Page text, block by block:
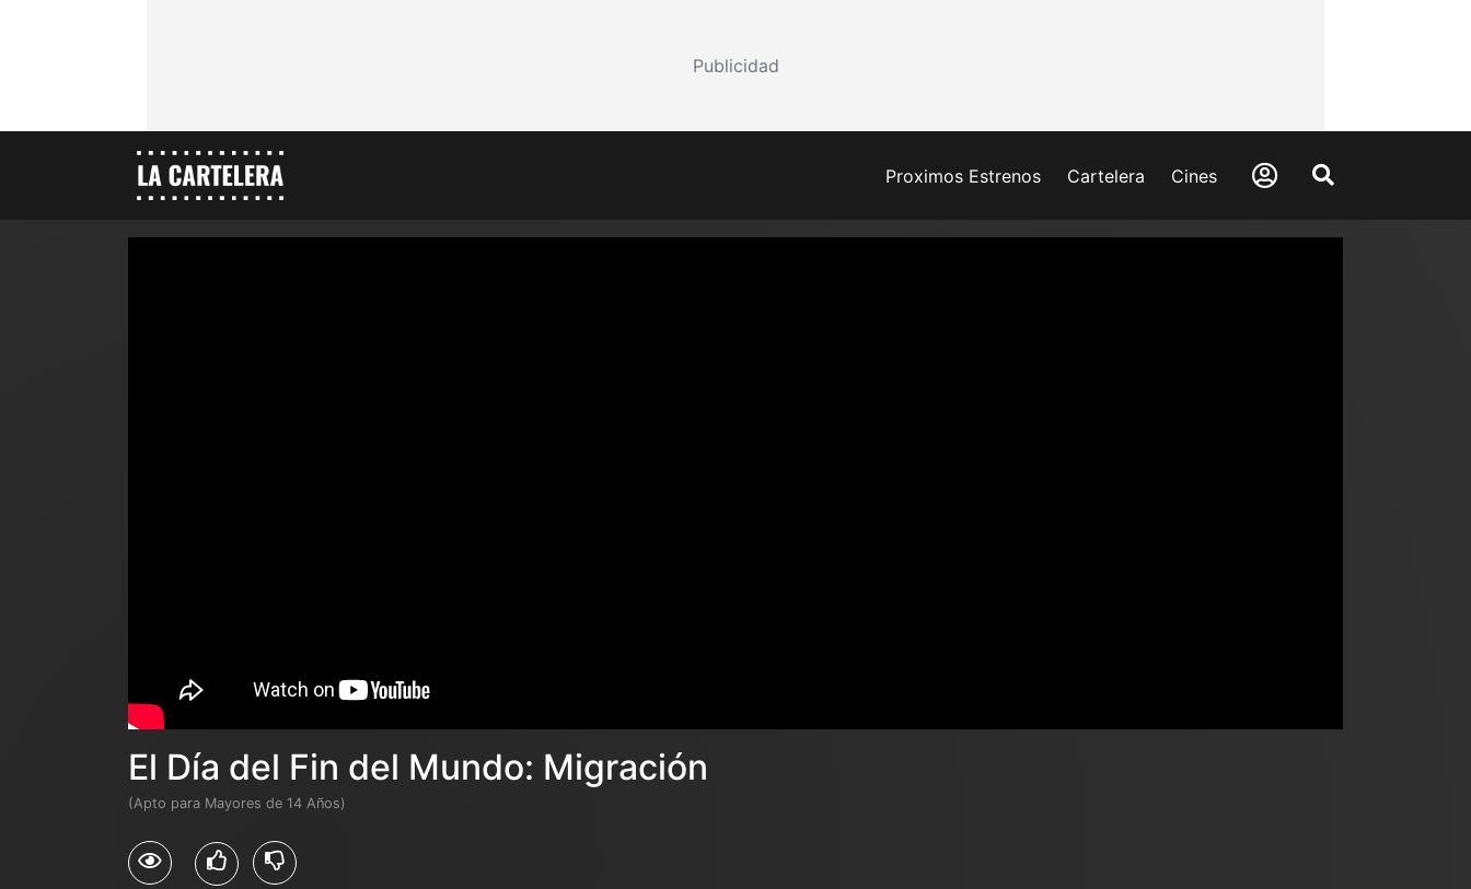
Publicidad
Proximos Estrenos Cartelera Cines
El Día del Fin del Mundo: Migración
(Apto para Mayores de 14 Años)